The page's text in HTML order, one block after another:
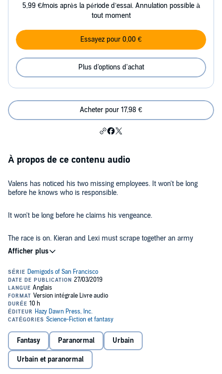
5,99 €/mois après la période d’essai. Annulation possible à
tout moment
Essayez pour 0,00 €
Plus d'options d'achat
Acheter pour 17,98 €
À propos de ce contenu audio
Valens has noticed his two missing employees. It won't be long
before he knows who is responsible.
It won't be long before he claims his vengeance.
The race is on. Kieran and Lexi must scrape together an army
worthy of taking on the Demigod of San Francisco before he
destroys them all.
But Valens isn't Lexi's only problem. Mordecai's rapid recovery has
been noticed, and he has once again become a threat to his old
pack.
Lexi's little family is in jeopardy of being torn apart, and to save
©2019 Hazy Dawn Press, Inc. (P)2019 Hazy Dawn Press, Inc.
Fantasy Paranormal Urbain
Urbain et paranormal